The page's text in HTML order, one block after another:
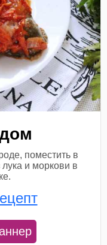
поместить в
и моркови в